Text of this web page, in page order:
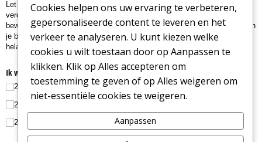
Cookies helpen ons uw ervaring te verbeteren,
gepersonaliseerde content te leveren en het
verkeer te analyseren. U kunt kiezen welke
cookies u wilt toestaan door op Aanpassen te
klikken. Klik op Alles accepteren om
toestemming te geven of op Alles weigeren om
niet-essentiële cookies te weigeren.
Aanpassen